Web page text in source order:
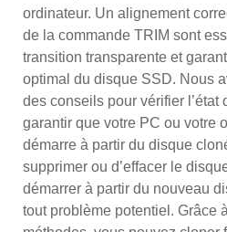
ordinateur. Un alignement
de la commande TRIM sont
transition transparente et
optimal du disque SSD. Nous
des conseils pour vérifier l’état
garantir que votre PC ou votre
démarre à partir du disque
supprimer ou d’effacer le
démarrer à partir du nouveau
tout problème potentiel. Grâce